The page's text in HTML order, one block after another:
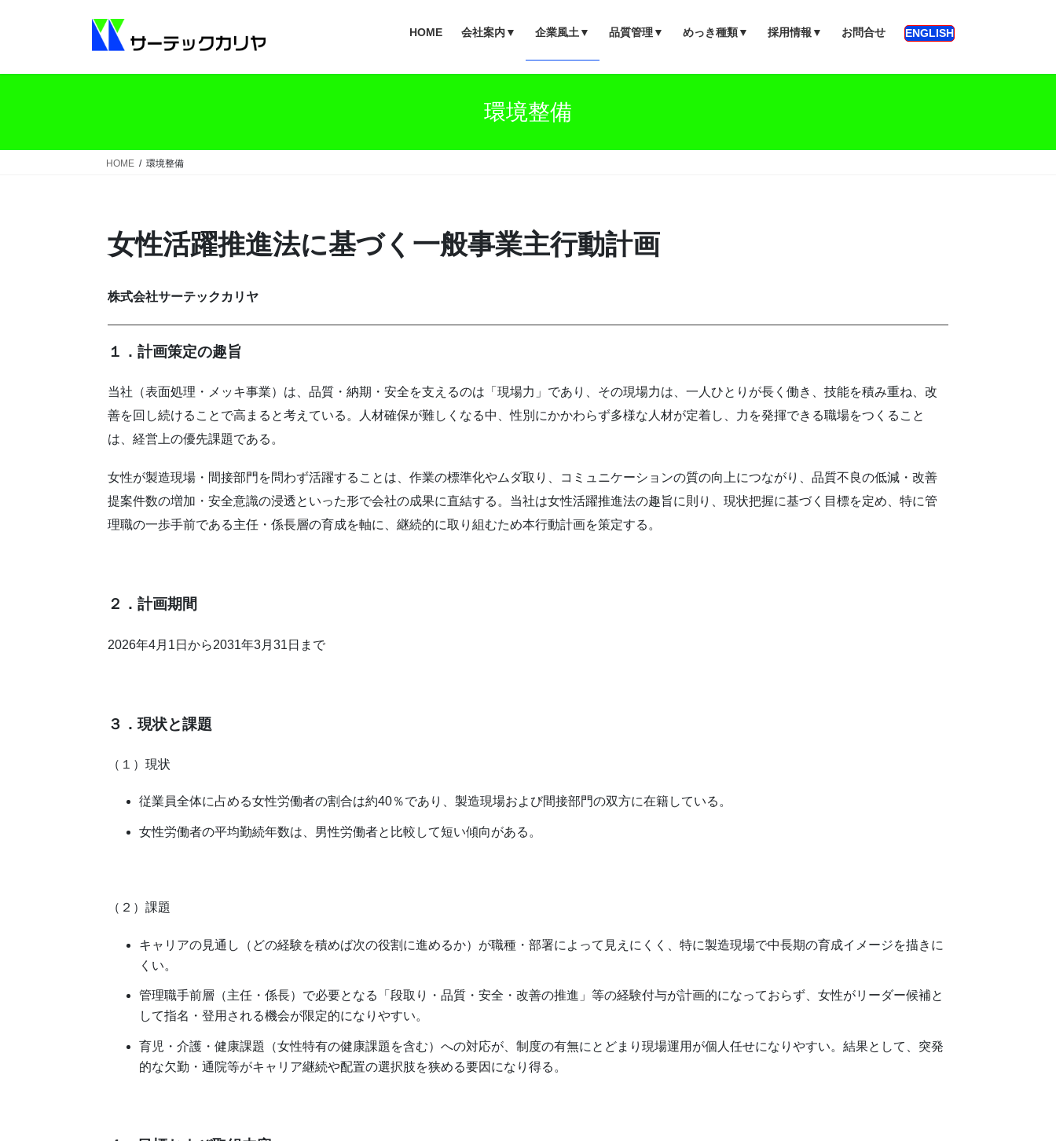
HOME 会社案内▼ 企業風土▼ 品質管理▼ めっき種類▼ 採用情報▼ お問合せ ENGLISH
環境整備
HOME 環境整備
女性活躍推進法に基づく一般事業主行動計画
株式会社サーテックカリヤ
１．計画策定の趣旨
当社（表面処理・メッキ事業）は、品質・納期・安全を支えるのは「現場力」であり、その現場力は、一人ひとりが長く働き、技能を積み重ね、改
善を回し続けることで高まると考えている。人材確保が難しくなる中、性別にかかわらず多様な人材が定着し、力を発揮できる職場をつくること
は、経営上の優先課題である。
女性が製造現場・間接部門を問わず活躍することは、作業の標準化やムダ取り、コミュニケーションの質の向上につながり、品質不良の低減・改善
提案件数の増加・安全意識の浸透といった形で会社の成果に直結する。当社は女性活躍推進法の趣旨に則り、現状把握に基づく目標を定め、特に管
理職の一歩手前である主任・係長層の育成を軸に、継続的に取り組むため本行動計画を策定する。
２．計画期間
2026年4月1日から2031年3月31日まで
３．現状と課題
（１）現状
従業員全体に占める女性労働者の割合は約40％であり、製造現場および間接部門の双方に在籍している。
女性労働者の平均勤続年数は、男性労働者と比較して短い傾向がある。
（２）課題
キャリアの見通し（どの経験を積めば次の役割に進めるか）が職種・部署によって見えにくく、特に製造現場で中長期の育成イメージを描きに
くい。
管理職手前層（主任・係長）で必要となる「段取り・品質・安全・改善の推進」等の経験付与が計画的になっておらず、女性がリーダー候補と
して指名・登用される機会が限定的になりやすい。
育児・介護・健康課題（女性特有の健康課題を含む）への対応が、制度の有無にとどまり現場運用が個人任せになりやすい。結果として、突発
的な欠勤・通院等がキャリア継続や配置の選択肢を狭める要因になり得る。